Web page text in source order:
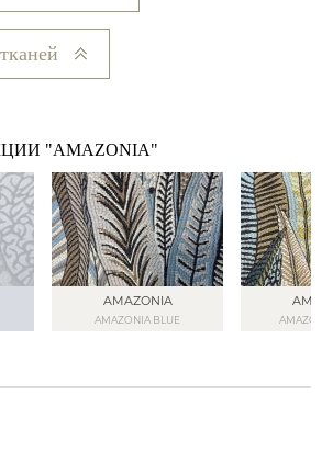
"AMAZONIA"
AMAZONIA
AMAZONIA BLUE